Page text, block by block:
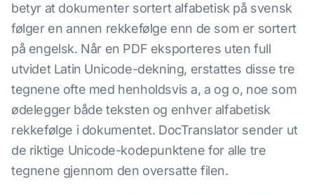
betyr at dokumenter sortert alfabetisk på svensk
følger en annen rekkefølge enn de som er sortert
på engelsk. Når en PDF eksporteres uten full
utvidet Latin Unicode-dekning, erstattes disse tre
tegnene ofte med henholdsvis a, a og o, noe som
ødelegger både teksten og enhver alfabetisk
rekkefølge i dokumentet. DocTranslator sender ut
de riktige Unicode-kodepunktene for alle tre
tegnene gjennom den oversatte filen.